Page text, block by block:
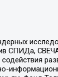
СПИДа,